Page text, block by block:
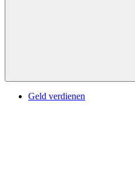
Geld verdienen